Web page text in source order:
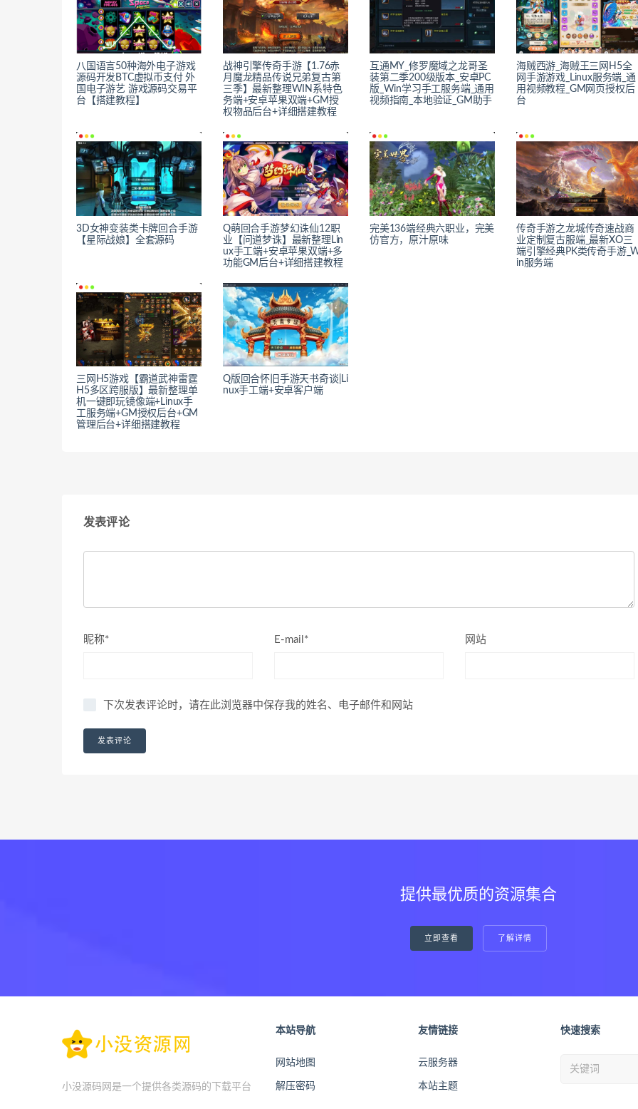
八国语言50种海外电子游戏
源码开发BTC虚拟币支付 外
国电子游艺 游戏源码交易平
台【搭建教程】
战神引擎传奇手游【1.76赤
月魔龙精品传说兄弟复古第
三季】最新整理WIN系特色
务端+安卓苹果双端+GM授
权物品后台+详细搭建教程
互通MY_修罗魔域之龙哥圣
装第二季200级版本_安卓PC
版_Win学习手工服务端_通用
视频指南_本地验证_GM助手
海贼西游_海贼王三网H5全
网手游游戏_Linux服务端_通
用视频教程_GM网页授权后
台
3D女神变装类卡牌回合手游
【星际战娘】全套源码
Q萌回合手游梦幻诛仙12职
业【问道梦诛】最新整理Lin
ux手工端+安卓苹果双端+多
功能GM后台+详细搭建教程
完美136端经典六职业，完美
仿官方，原汁原味
传奇手游之龙城传奇速战商
业定制复古服端_最新XO三
端引擎经典PK类传奇手游
in服务端
三网H5游戏【霸道武神雷霆
H5多区跨服版】最新整理单
机一键即玩镜像端+Linux手
工服务端+GM授权后台+GM
管理后台+详细搭建教程
Q版回合怀旧手游天书奇谈|Li
nux手工端+安卓客户端
发表评论
昵称* E-mail* 网站
下次发表评论时，请在此浏览器中保存我的姓名、电子邮件和网站
提供最优质的资源集合
立即查看 了解详情
小没源码网是一个提供各类源码的下载平台
本站导航
网站地图
解压密码
友情链接
云服务器
本站主题
快速搜索